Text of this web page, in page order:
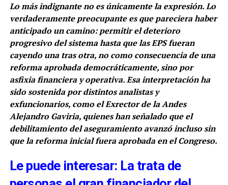
Lo más indignante no es únicamente la expresión. Lo
verdaderamente preocupante es que pareciera haber
anticipado un camino: permitir el deterioro
progresivo del sistema hasta que las EPS fueran
cayendo una tras otra, no como consecuencia de una
reforma aprobada democráticamente, sino por
asfixia financiera y operativa. Esa interpretación ha
sido sostenida por distintos analistas y
exfuncionarios, como el Exrector de la Andes
Alejandro Gaviria, quienes han señalado que el
debilitamiento del aseguramiento avanzó incluso sin
que la reforma inicial fuera aprobada en el Congreso.
Le puede interesar: La trata de